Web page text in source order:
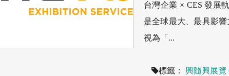
台灣企業 × CES 發展軌
是全球最大、最具影
視為「...
標籤： 興隨興展覽